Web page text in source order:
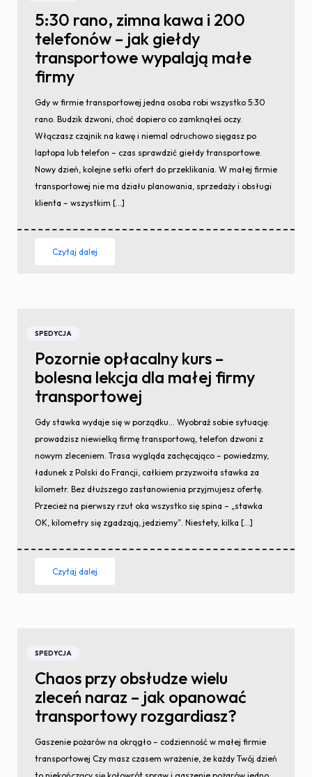
5:30 rano, zimna kawa i 200
telefonów – jak giełdy
transportowe wypalają małe
firmy
Gdy w firmie transportowej jedna osoba robi wszystko 5:30
rano. Budzik dzwoni, choć dopiero co zamknąłeś oczy.
Włączasz czajnik na kawę i niemal odruchowo sięgasz po
laptopa lub telefon – czas sprawdzić giełdy transportowe.
Nowy dzień, kolejne setki ofert do przeklikania. W małej firmie
transportowej nie ma działu planowania, sprzedaży i obsługi
klienta – wszystkim […]
Czytaj dalej
SPEDYCJA
Pozornie opłacalny kurs –
bolesna lekcja dla małej firmy
transportowej
Gdy stawka wydaje się w porządku… Wyobraź sobie sytuację:
prowadzisz niewielką firmę transportową, telefon dzwoni z
nowym zleceniem. Trasa wygląda zachęcająco – powiedzmy,
ładunek z Polski do Francji, całkiem przyzwoita stawka za
kilometr. Bez dłuższego zastanowienia przyjmujesz ofertę.
Przecież na pierwszy rzut oka wszystko się spina – „stawka
OK, kilometry się zgadzają, jedziemy”. Niestety, kilka […]
Czytaj dalej
SPEDYCJA
Chaos przy obsłudze wielu
zleceń naraz – jak opanować
transportowy rozgardiasz?
Gaszenie pożarów na okrągło – codzienność w małej firmie
transportowej Czy masz czasem wrażenie, że każdy Twój dzień